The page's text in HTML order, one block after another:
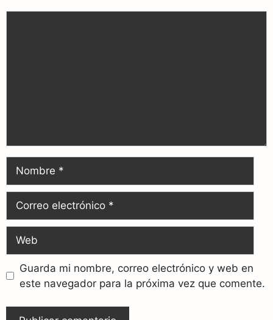
Guarda mi nombre, correo electrónico y web en
este navegador para la próxima vez que comente.